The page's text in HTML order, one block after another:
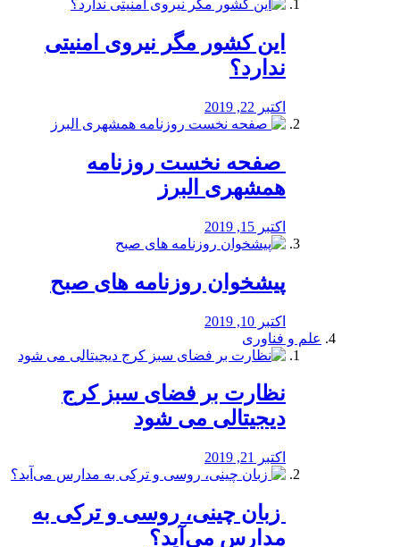
این کشور مگر نیروی امنیتی
ندارد؟
اکتبر 22, 2019
️ صفحه نخست روزنامه‌
همشهری البرز
اکتبر 15, 2019
پیشخوان روزنامه های صبح
اکتبر 10, 2019
علم و فناوری
نظارت بر فضای سبز کرج
دیجیتالی می شود
اکتبر 21, 2019
️ زبان چینی، روسی و ترکی به
مدارس می‌آید؟